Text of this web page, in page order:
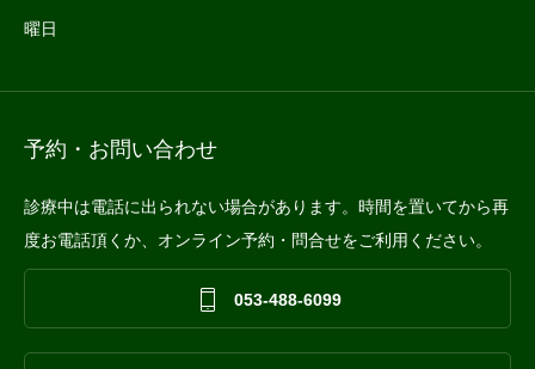
曜日
予約・お問い合わせ
診療中は電話に出られない場合があります。時間を置いてから再
度お電話頂くか、オンライン予約・問合せをご利用ください。
 053-488-6099